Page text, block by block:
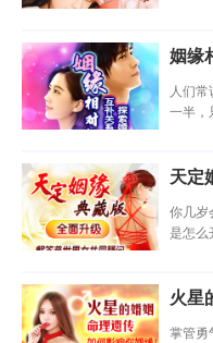
姻缘
人们
一半，
天定
你几岁
是怎么
火星
掌管勇